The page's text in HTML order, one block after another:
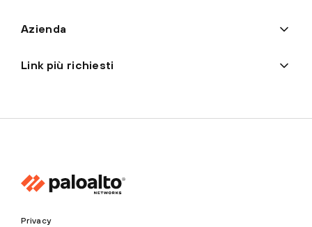
Azienda
Link più richiesti
Privacy